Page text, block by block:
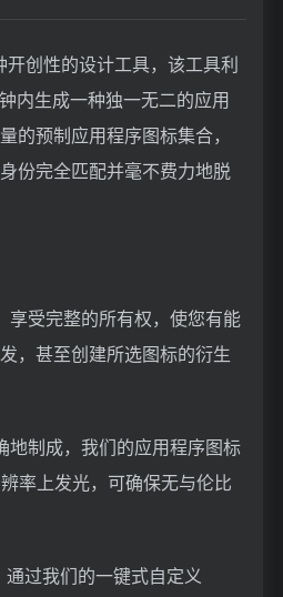
创性的设计工具，该工具利
内生成一种独一无二的应用
的预制应用程序图标集合，
份完全匹配并毫不费力地脱
享受完整的所有权，使您有能
，甚至创建所选图标的衍生
地制成，我们的应用程序图标
率上发光，可确保无与伦比
过我们的一键式自定义